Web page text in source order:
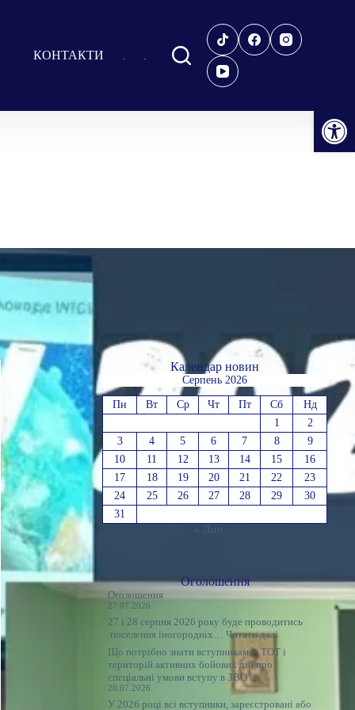
Відкрити Панель інструментів
КОНТАКТИ
Календар новин
Серпень 2026
Пн Вт Ср Чт Пт Сб
Нд
1
2
3
4 5 6 7 8
9
10
11 12 13 14 15
16
17
18 19 20 21 22
23
24
25 26 27 28 29
30
31
« Лип
Оголошення
Оголошення
27.07.2026
27 і 28 серпня 2026 року буде проводитись
поселення іногородніх…Читати далі:
Оголошення
Що потрібно знати вступникам із ТОТ і
територій активних бойових дій про
спеціальні умови вступу в ЗВО
20.07.2026
У 2026 році всі вступники, зареєстровані або